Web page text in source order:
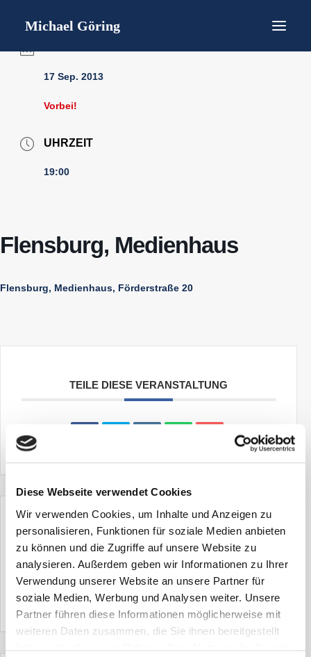
Diese Webseite verwendet Cookies
Wir verwenden Cookies, um Inhalte und Anzeigen zu
personalisieren, Funktionen für soziale Medien anbieten
zu können und die Zugriffe auf unsere Website zu
analysieren. Außerdem geben wir Informationen zu Ihrer
Verwendung unserer Website an unsere Partner für
soziale Medien, Werbung und Analysen weiter. Unsere
Partner führen diese Informationen möglicherweise mit
weiteren Daten zusammen, die Sie ihnen bereitgestellt
Michael Göring
Bücher
Gedichtlesungen
Interviews / Presse
Kontakt
Impressum
17 Sep. 2013
Vorbei!
UHRZEIT
19:00
Flensburg, Medienhaus
Flensburg, Medienhaus, Förderstraße 20
TEILE DIESE VERANSTALTUNG
+ Zu Google Kalender hinzufügen
+ iCal / Outlook export